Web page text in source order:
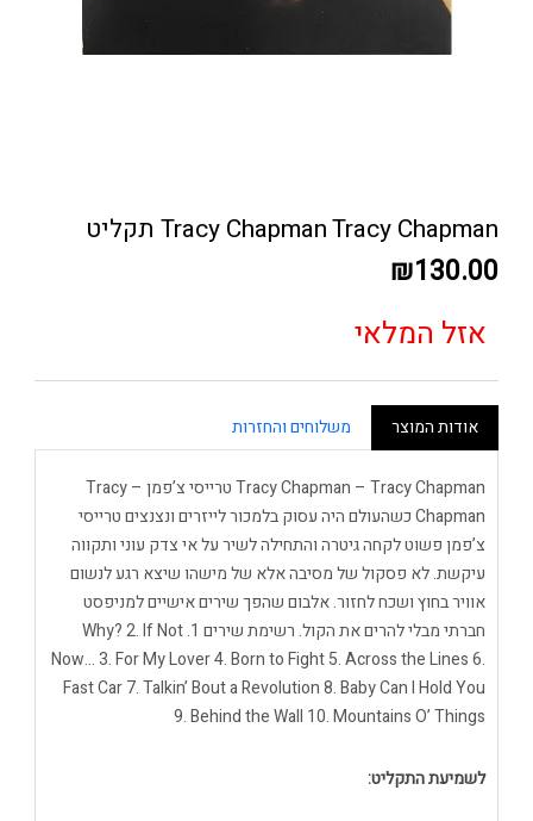
Tracy Chapman Tracy Chapman תקליט
₪130.00
אזל המלאי
אודות המוצר משלוחים והחזרות
Tracy Chapman – Tracy Chapman טרייסי צ’פמן – Tracy
Chapman כשהעולם היה עסוק בלמכור לייזרים ונצנצים טרייסי
צ’פמן פשוט לקחה גיטרה והתחילה לשיר על אי צדק עוני ותקווה
עיקשת. לא פסקול של מסיבה אלא של מישהו שיצא רגע לנשום
אוויר בחוץ ושכח לחזור. אלבום שהפך שירים אישיים למניפסט
חברתי מבלי להרים את הקול. רשימת שירים 1. Why? 2. If Not
Now… 3. For My Lover 4. Born to Fight 5. Across the Lines 6.
Fast Car 7. Talkin’ Bout a Revolution 8. Baby Can I Hold You
9. Behind the Wall 10. Mountains O’ Things
לשמיעת התקליט: